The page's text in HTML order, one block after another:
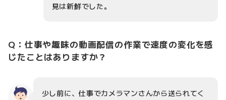
見は新鮮でした。
Q：仕事や趣味の動画配信の作業で速度の変化を感
じたことはありますか？
少し前に、仕事でカメラマンさんから送られてく